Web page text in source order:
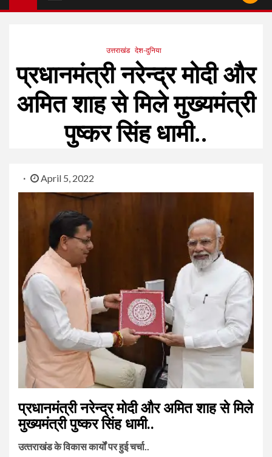
उत्तराखंड देश-दुनिया
प्रधानमंत्री नरेन्द्र मोदी और
अमित शाह से मिले मुख्यमंत्री
पुष्‍कर सिंह धामी..
April 5, 2022
प्रधानमंत्री नरेन्द्र मोदी और अमित शाह से मिले
मुख्यमंत्री पुष्‍कर सिंह धामी..
उत्‍तराखंड के विकास कार्यों पर हुई चर्चा..